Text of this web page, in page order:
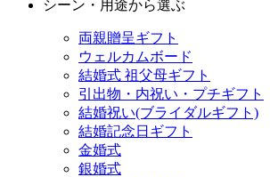
シーン・用途から選ぶ
両親贈呈ギフト
ウェルカムボード
結婚式 祖父母ギフト
引出物・内祝い・プチギフト
結婚祝い(ブライダルギフト)
結婚記念日ギフト
金婚式
銀婚式